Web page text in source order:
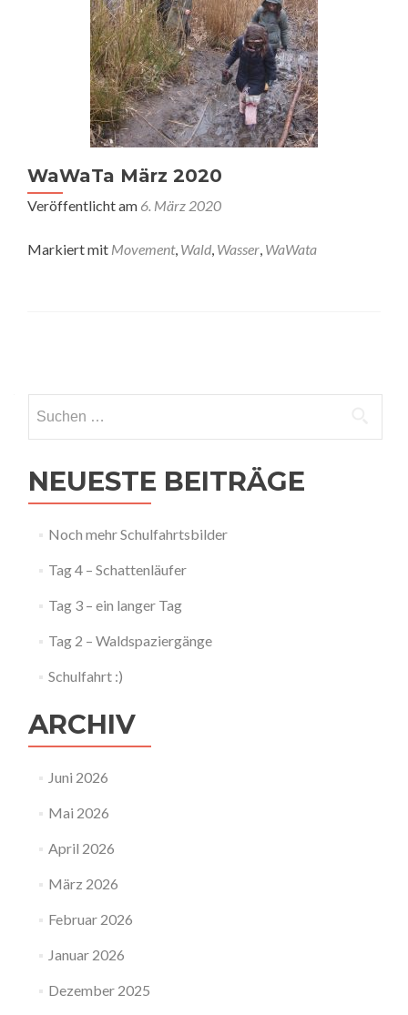
WaWaTa März 2020
Veröffentlicht am 6. März 2020
Markiert mit Movement, Wald, Wasser, WaWata
navigation
nach:
NEUESTE BEITRÄGE
Noch mehr Schulfahrtsbilder
Tag 4 – Schattenläufer
Tag 3 – ein langer Tag
Tag 2 – Waldspaziergänge
Schulfahrt :)
ARCHIV
Juni 2026
Mai 2026
April 2026
März 2026
Februar 2026
Januar 2026
Dezember 2025